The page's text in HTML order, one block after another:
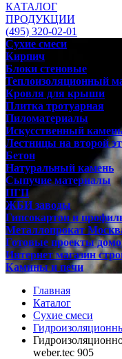
КАТАЛОГ
ПРОДУКЦИИ
(495) 320-02-01
Сухие смеси
Кирпич
Блоки стеновые
Теплоизоляционный
Кровля для крыши
Плитка тротуарная
Пиломатериалы
Искусственный камень
Лестницы на второй
Бетон
Натуральный камень
Сыпучие материалы
ПГП
ЖБИ заводы
Гипсокартон и
Металлопрокат
Готовые проекты
Интернет магазин
Камины и печи
Главная
Каталог
Сухие смеси
weber.tec 905